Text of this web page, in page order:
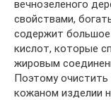
вечнозеленого
свойствами,
содержит большое
кислот, которые
жировым
Поэтому очистить
кожаном изделии